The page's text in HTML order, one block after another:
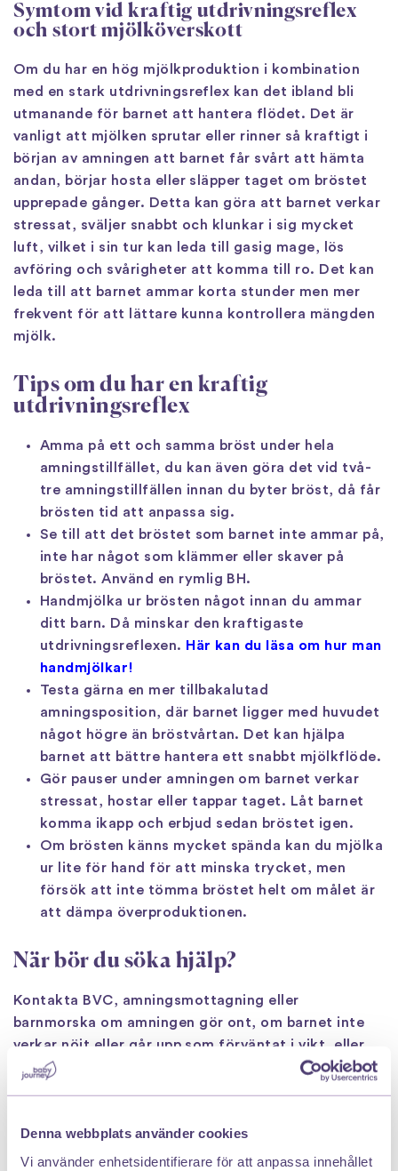
Denna webbplats använder cookies
Vi använder enhetsidentifierare för att anpassa innehållet
Symtom vid kraftig utdrivningsreflex
och stort mjölköverskott
Om du har en hög mjölkproduktion i kombination
med en stark utdrivningsreflex kan det ibland bli
utmanande för barnet att hantera flödet. Det är
vanligt att mjölken sprutar eller rinner så kraftigt i
början av amningen att barnet får svårt att hämta
andan, börjar hosta eller släpper taget om bröstet
upprepade gånger. Detta kan göra att barnet verkar
stressat, sväljer snabbt och klunkar i sig mycket
luft, vilket i sin tur kan leda till gasig mage, lös
avföring och svårigheter att komma till ro. Det kan
leda till att barnet ammar korta stunder men mer
frekvent för att lättare kunna kontrollera mängden
mjölk.
Tips om du har en kraftig
utdrivningsreflex
Amma på ett och samma bröst under hela
amningstillfället, du kan även göra det vid två-
tre amningstillfällen innan du byter bröst, då får
brösten tid att anpassa sig.
Se till att det bröstet som barnet inte ammar på,
inte har något som klämmer eller skaver på
bröstet. Använd en rymlig BH.
Handmjölka ur brösten något innan du ammar
ditt barn. Då minskar den kraftigaste
utdrivningsreflexen. Här kan du läsa om hur man
handmjölkar!
Testa gärna en mer tillbakalutad
amningsposition, där barnet ligger med huvudet
något högre än bröstvårtan. Det kan hjälpa
barnet att bättre hantera ett snabbt mjölkflöde.
Gör pauser under amningen om barnet verkar
stressat, hostar eller tappar taget. Låt barnet
komma ikapp och erbjud sedan bröstet igen.
Om brösten känns mycket spända kan du mjölka
ur lite för hand för att minska trycket, men
försök att inte tömma bröstet helt om målet är
att dämpa överproduktionen.
När bör du söka hjälp?
Kontakta BVC, amningsmottagning eller
barnmorska om amningen gör ont, om barnet inte
verkar nöjt eller går upp som förväntat i vikt, eller
om du ofta får spända bröst, mjölkstockning eller
utdrivningsreflex, överproduktion eller något annat
amningsbesvär.